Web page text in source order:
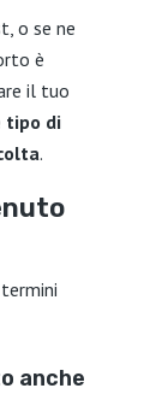
o se ne
è
il tuo
tipo di
.
anche